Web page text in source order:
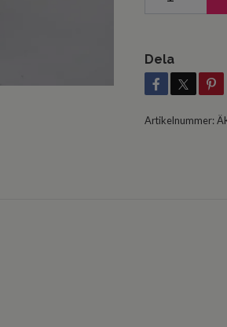
Dela
Artikelnummer: